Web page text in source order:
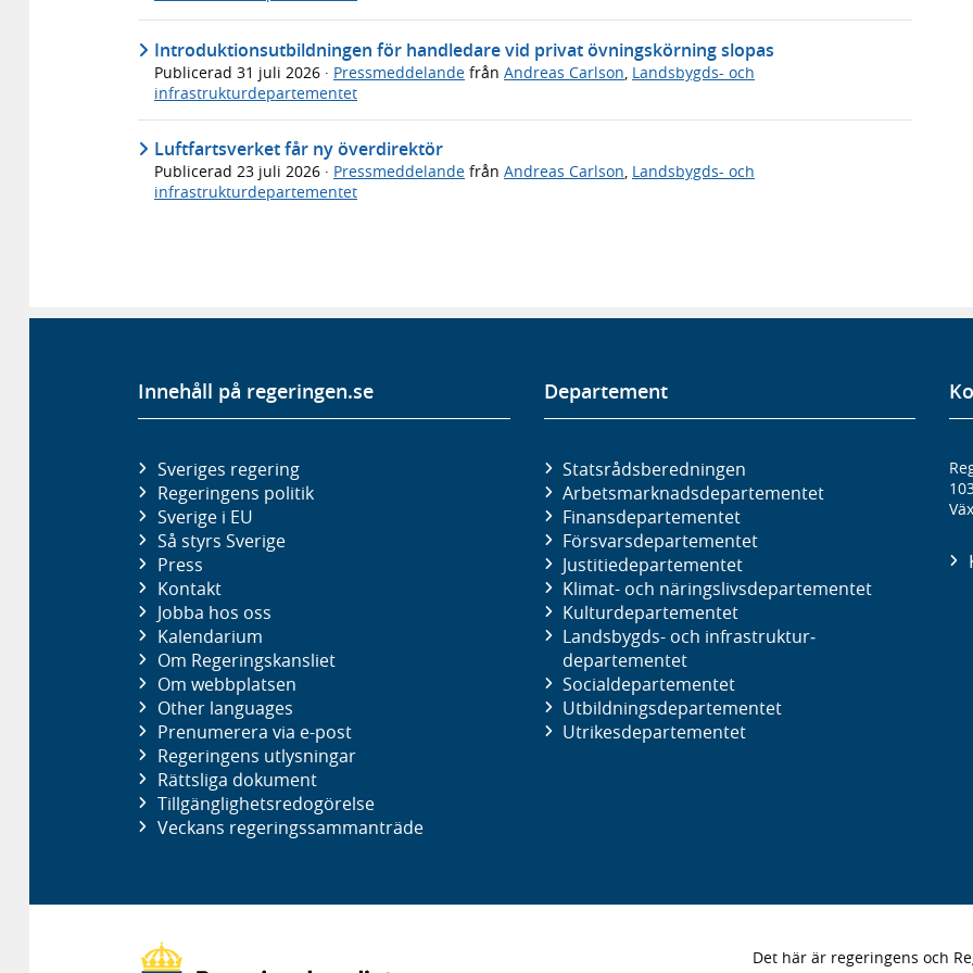
Introduktionsutbildningen för handledare vid privat övningskörning slopas
Publicerad 31 juli 2026 · Pressmeddelande från Andreas Carlson Landsbygds- och
infrastrukturdepartementet
Luftfartsverket får ny överdirektör
Publicerad 23 juli 2026 · Pressmeddelande från Andreas Carlson, Landsbygds- och
infrastrukturdepartementet
Innehåll på regeringen.se
Sveriges regering
Regeringens politik
Sverige i EU
Så styrs Sverige
Press
Kontakt
Jobba hos oss
Kalendarium
Om Regeringskansliet
Om webbplatsen
Other languages
Prenumerera via e-post
Regeringens utlysningar
Rättsliga dokument
Tillgänglighetsredogörelse
Veckans regeringssammanträde
Departement
Statsrådsberedningen
Arbetsmarknads­departementet
Finans­departementet
Försvars­departementet
Justitie­departementet
Klimat- och näringslivs­departementet
Kultur­departementet
Landsbygds- och infrastruktur­
departementet
Social­departementet
Utbildnings­departementet
Utrikes­departementet
Det här är regeringens och